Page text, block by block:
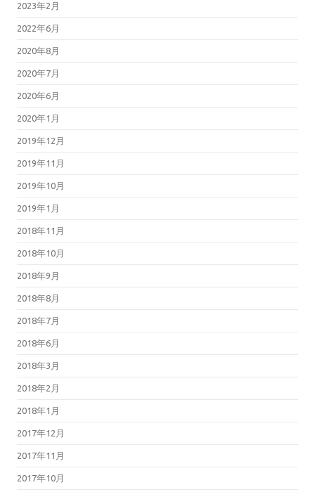
2023年2月
2022年6月
2020年8月
2020年7月
2020年6月
2020年1月
2019年12月
2019年11月
2019年10月
2019年1月
2018年11月
2018年10月
2018年9月
2018年8月
2018年7月
2018年6月
2018年3月
2018年2月
2018年1月
2017年12月
2017年11月
2017年10月